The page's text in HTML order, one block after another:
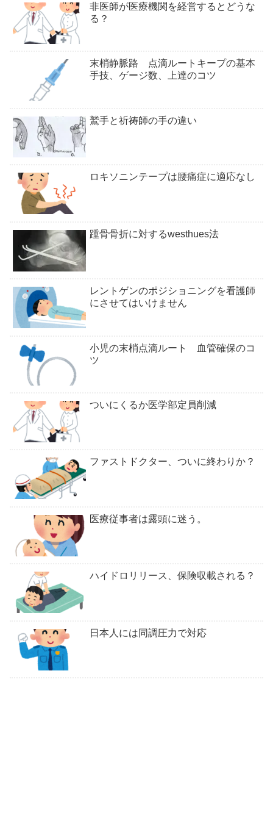
非医師が医療機関を経営するとどうな
る？
末梢静脈路 点滴ルートキープの基本
手技、ゲージ数、上達のコツ
鷲手と祈祷師の手の違い
ロキソニンテープは腰痛症に適応なし
踵骨骨折に対するwesthues法
レントゲンのポジショニングを看護師
にさせてはいけません
小児の末梢点滴ルート 血管確保のコ
ツ
ついにくるか医学部定員削減
ファストドクター、ついに終わりか？
医療従事者は露頭に迷う。
ハイドロリリース、保険収載される？
日本人には同調圧力で対応